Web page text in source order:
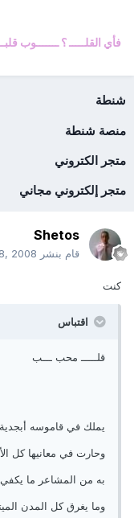
فأي القلـــــ ؟ ـــــــوب
شنطة
منصة شنطة
متجر الكتروني
متجر إلكتروني مجاني
Shetos
قام بنشر 2008
كنت
اقتباس
قلـــــ محب ـــب
يملك في قاموسه أبجدية
وحارت في معانيها كل
به من المشاعر ما يكفي
وما يغرق كل المدن